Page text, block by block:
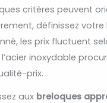
critères peuvent
définissez
les prix fluctuent
inoxydable
prix.
aux breloques